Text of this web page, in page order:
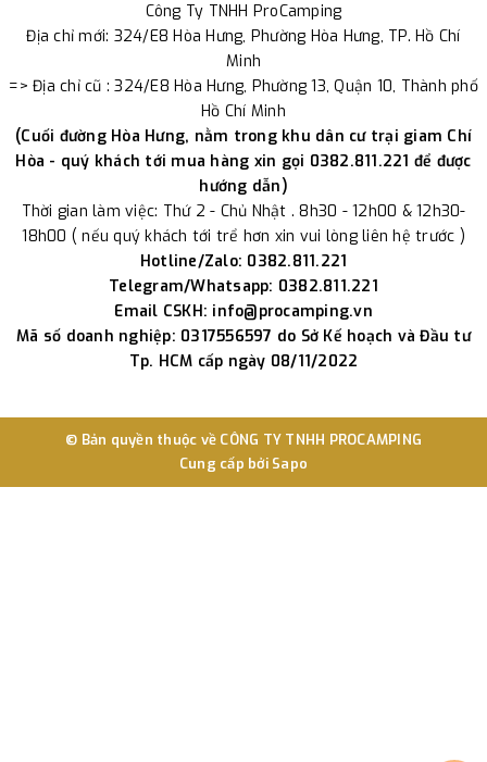
Công Ty TNHH ProCamping
Địa chỉ mới: 324/E8 Hòa Hưng, Phường Hòa Hưng, TP. Hồ Chí
Minh
=> Địa chỉ cũ : 324/E8 Hòa Hưng, Phường 13, Quận 10, Thành phố
Hồ Chí Minh
(Cuối đường Hòa Hưng, nằm trong khu dân cư trại giam Chí
Hòa - quý khách tới mua hàng xin gọi 0382.811.221 để được
hướng dẫn)
Thời gian làm việc: Thứ 2 - Chủ Nhật . 8h30 - 12h00 & 12h30-
18h00 ( nếu quý khách tới trể hơn xin vui lòng liên hệ trước )
Hotline/Zalo: 0382.811.221
Telegram/Whatsapp: 0382.811.221
Email CSKH: info@procamping.vn
Mã số doanh nghiệp: 0317556597 do Sở Kế hoạch và Đầu tư
Tp. HCM cấp ngày 08/11/2022
© Bản quyền thuộc về CÔNG TY TNHH PROCAMPING
Cung cấp bởi Sapo